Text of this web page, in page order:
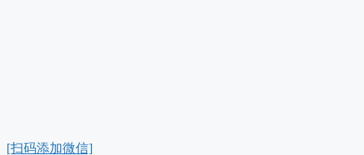
[扫码添加微信]